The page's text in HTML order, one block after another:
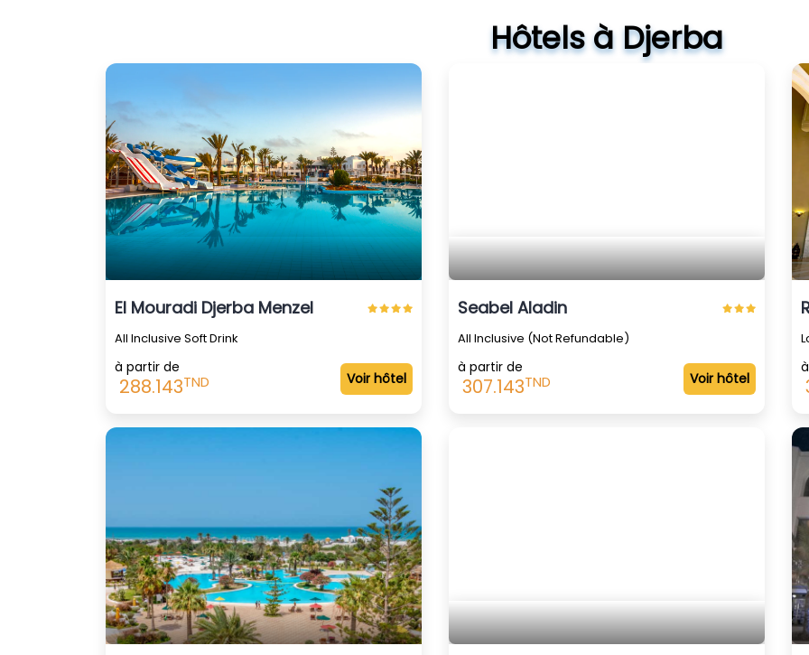
Hôtels à Djerba
El Mouradi Djerba Menzel
All Inclusive Soft Drink
à partir de
288.143TND Voir hôtel
Seabel Aladin
All Inclusive (Not Refundable)
à partir de
307.143TND Voir hôtel